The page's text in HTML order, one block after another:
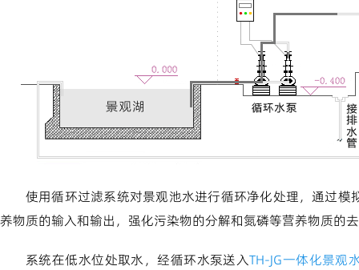
使用循环过滤系统对景观池水进行循环净化处理，通过
养物质的输入和输出，强化污染物的分解和氮磷等营养物质的
系统在低水位处取水，经循环水泵送入TH-JG一体化景观